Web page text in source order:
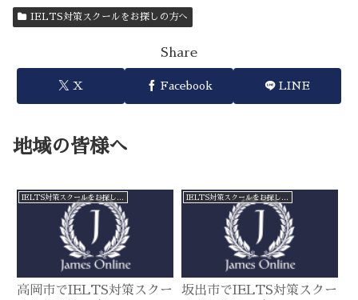
IELTS対策スクールをお探しの方へ
Share
X Facebook LINE
地域の皆様へ
IELTS対策スクールをお探しの方へ
高岡市でIELTS対策スクー
IELTS対策スクールをお探しの方へ
坂出市でIELTS対策スクー